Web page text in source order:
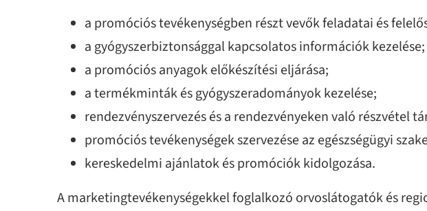
a promóciós tevékenységben részt vevők feladatai és
a gyógyszerbiztonsággal kapcsolatos információk kezelése;
a promóciós anyagok előkészítési eljárása;
a termékminták és gyógyszeradományok kezelése;
rendezvényszervezés és a rendezvényeken való részvétel
promóciós tevékenységek szervezése az egészségügyi
kereskedelmi ajánlatok és promóciók kidolgozása.
A marketingtevékenységekkel foglalkozó orvoslátogatók és